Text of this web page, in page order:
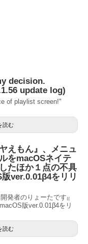
decision.
update log)
of playlist screen!"
読む
えもん』、メニュ
をmacOSネイテ
たほか１点の不具
ver.0.01β4をリリ
発者のりょーたです₍₍
版ver.0.01β4をリ
読む